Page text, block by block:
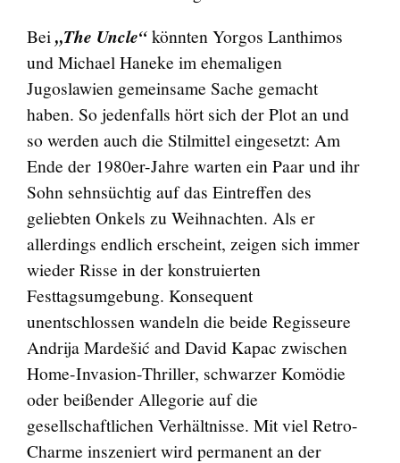
Bei„The Uncle“könnten Yorgos Lanthimos
und Michael Haneke im ehemaligen
Jugoslawien gemeinsame Sache gemacht
haben. So jedenfalls hört sich der Plot an und
so werden auch die Stilmittel eingesetzt: Am
Ende der 1980er-Jahre warten ein Paar und ihr
Sohn sehnsüchtig auf das Eintreffen des
geliebten Onkels zu Weihnachten. Als er
allerdings endlich erscheint, zeigen sich immer
wieder Risse in der konstruierten
Festtagsumgebung. Konsequent
unentschlossen wandeln die beide Regisseure
Andrija Mardešić and David Kapac zwischen
Home-Invasion-Thriller, schwarzer Komödie
oder beißender Allegorie auf die
gesellschaftlichen Verhältnisse. Mit viel Retro-
Charme inszeniert wird permanent an der